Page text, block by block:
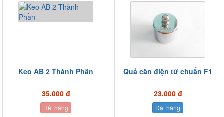
Keo AB 2 Thành Phần
35.000 đ
Hết hàng
Quả cân điện tử chuẩn F1
23.000 đ
Đặt hàng